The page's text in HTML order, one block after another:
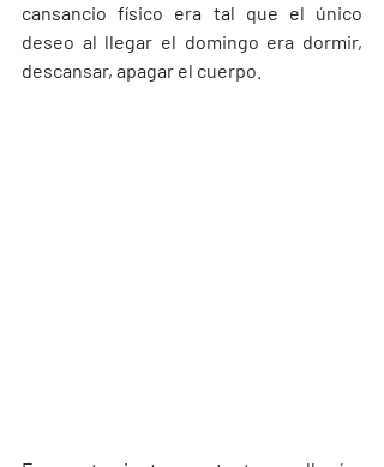
cansancio físico era tal que el único
deseo al llegar el domingo era dormir,
descansar, apagar el cuerpo.